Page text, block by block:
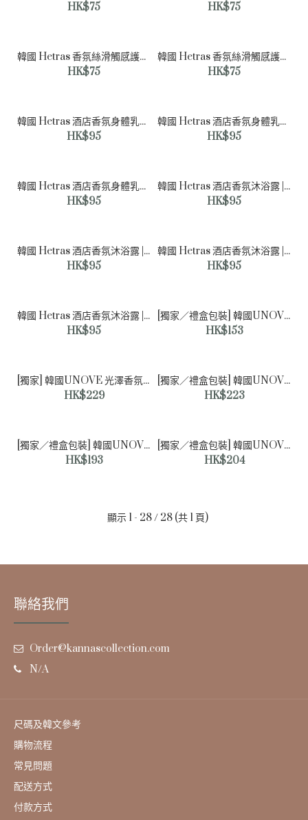
HK$89
HK$75
HK$75
韓國 Hetras 香氛絲滑觸感護手霜 | Hug Soap 擁抱皂香 - 50mL
HK$75
韓國 Hetras 香氛絲滑觸感護手霜 | Hotel Wood 酒店木質香 - 50mL
HK$75
韓國 Hetras 酒店香氛身體乳霜 | Muhwagua 無花果香 - 1013mL
HK$95
韓國 Hetras 酒店香氛身體乳霜 | Soosunhwa 水仙花香 - 1013mL
HK$95
韓國 Hetras 酒店香氛身體乳霜 | London Musk 倫敦麝香 - 1013mL
HK$95
韓國 Hetras 酒店香氛沐浴露 | Soosunhwa 水仙花香 - 1013mL
HK$95
韓國 Hetras 酒店香氛沐浴露 | Santal Fresh 清新檀香 - 1013mL
HK$95
韓國 Hetras 酒店香氛沐浴露 | London Musk 倫敦麝香 - 1013mL
HK$95
韓國 Hetras 酒店香氛沐浴露 | Cactus 仙人掌香 - 1013mL
HK$95
[獨家／禮盒包裝] 韓國UNOVE 光澤香氛護手霜 40ml ＆口袋吊飾鑰匙圈禮盒套裝
HK$153
[獨家] 韓國UNOVE 光澤香氛身體磨砂膏 300g（加贈品）
HK$229
[獨家／禮盒包裝] 韓國UNOVE 光澤香氛身體乳霜 290ml ＆手巾禮盒套裝
HK$223
[獨家／禮盒包裝] 韓國UNOVE 光澤香氛洗手露 290ml（加贈品）
HK$193
[獨家／禮盒包裝] 韓國UNOVE 光澤香氛沐浴露 290ml ＆手巾禮盒套裝
HK$204
顯示 1 - 28 / 28 (共 1 頁)
聯絡我們
Order@kannascollection.com
N/A
尺碼及韓文參考
購物流程
常見問題
配送方式
付款方式